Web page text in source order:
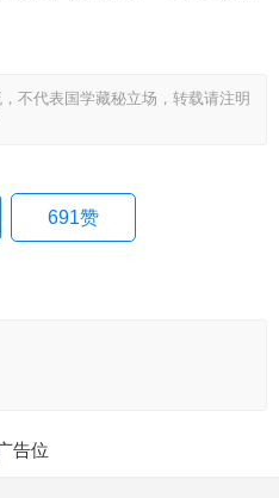
不代表国学藏秘立场，转载请注明
691赞